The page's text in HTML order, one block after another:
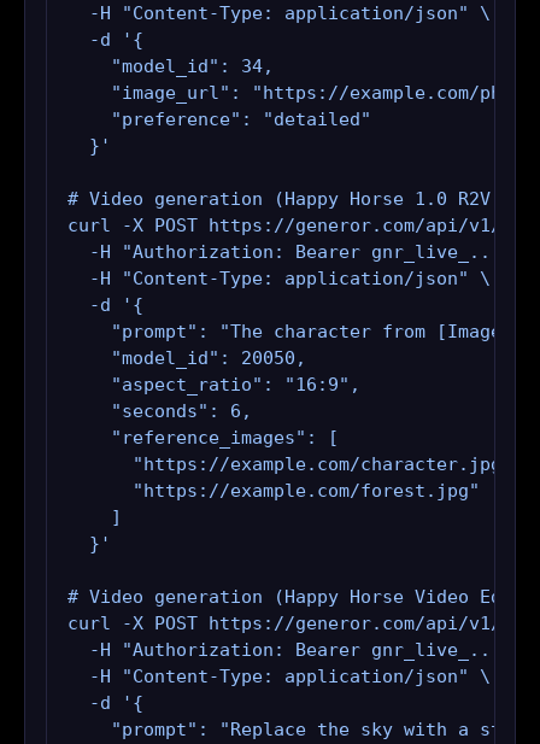
  -H "Content-Type: application/json" \
  -d '{
    "model_id": 34,
"image_url": "https://example.com/
    "preference": "detailed"
  }'
# Video generation (Happy Horse 1.0 R2V
curl -X POST https://generor.com/api/v1/
  -H "Authorization: Bearer gnr_live_..." \
  -H "Content-Type: application/json" \
  -d '{
"prompt": "The character from [Image1]
    "model_id": 20050,
    "aspect_ratio": "16:9",
    "seconds": 6,
    "reference_images": [
      "https://example.com/character.jpg",
      "https://example.com/forest.jpg"
    ]
  }'
# Video generation (Happy Horse Video
curl -X POST https://generor.com/api/v1/
  -H "Authorization: Bearer gnr_live_..." \
  -H "Content-Type: application/json" \
  -d '{
"prompt": "Replace the sky with a